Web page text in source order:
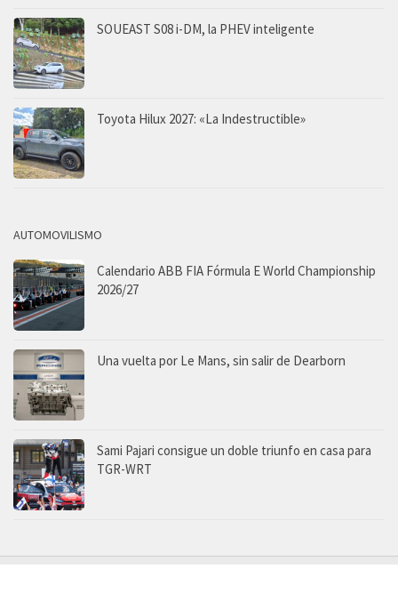
SOUEAST S08 i-DM, la PHEV inteligente
Toyota Hilux 2027: «La Indestructible»
AUTOMOVILISMO
Calendario ABB FIA Fórmula E World Championship
2026/27
Una vuelta por Le Mans, sin salir de Dearborn
Sami Pajari consigue un doble triunfo en casa para
TGR-WRT